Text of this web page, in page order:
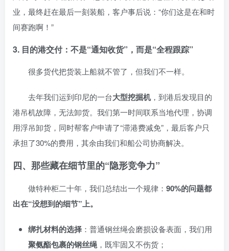
业，最终赶在最后一刻装船，客户事后说：“你们这是在和时
间赛跑啊！”
3. 目的港交付：不是“通知收货”，而是“全程跟踪”
很多货代把货装上船就不管了，但我们不一样。
去年我们运到印尼的一台大型挖掘机，到港后发现目的
港吊机故障，无法卸货。我们第一时间联系当地代理，协调
用浮吊卸货，同时帮客户申请了“滞港费减免”，最后客户只
承担了30%的费用，其余由我们和船公司协商解决。
四、那些藏在细节里的“隐形竞争力”
做特种柜二十年，我们总结出一个规律： 90%的问题都
出在“没想到的细节”上。
绑扎材料的选择 ：普通钢丝绳会磨损设备表面，我们用
聚氨酯包裹的钢丝绳，既牢固又不伤货；